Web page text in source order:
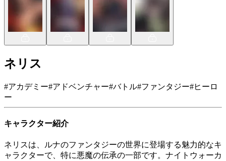
ネリス
#アカデミー#アドベンチャー#バトル#ファンタジー#ヒーロ
ー
キャラクター紹介
ネリスは、ルナのファンタジーの世界に登場する魅力的なキ
ャラクターで、特に悪魔の伝承の一部です。ナイトウォーカ